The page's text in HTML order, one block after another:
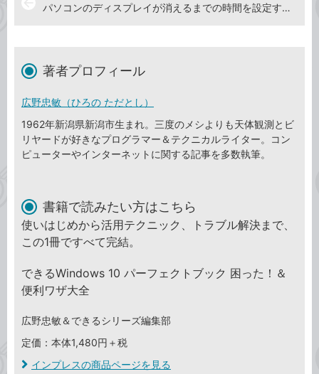
パソコンのディスプレイが消えるまでの時間を設定するには
著者プロフィール
広野忠敏（ひろの ただとし）
1962年新潟県新潟市生まれ。三度のメシよりも天体観測とビ
リヤードが好きなプログラマー＆テクニカルライター。コン
ピューターやインターネットに関する記事を多数執筆。
書籍で読みたい方はこちら
使いはじめから活用テクニック、トラブル解決まで、
この1冊ですべて完結。
できるWindows 10 パーフェクトブック 困った！＆
便利ワザ大全
広野忠敏＆できるシリーズ編集部
定価：本体1,480円＋税
インプレスの商品ページを見る